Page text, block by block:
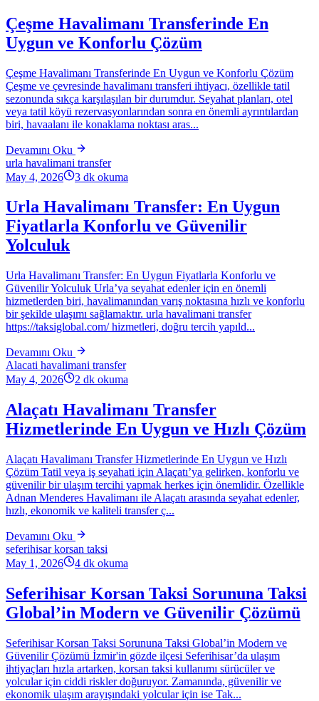
Çeşme Havalimanı Transferinde En
Uygun ve Konforlu Çözüm
Çeşme Havalimanı Transferinde En Uygun ve Konforlu Çözüm
Çeşme ve çevresinde havalimanı transferi ihtiyacı, özellikle tatil
sezonunda sıkça karşılaşılan bir durumdur. Seyahat planları, otel
veya tatil köyü rezervasyonlarından sonra en önemli ayrıntılardan
biri, havaalanı ile konaklama noktası aras...
Devamını Oku
urla havalimani transfer
May 4, 2026
3 dk okuma
Urla Havalimanı Transfer: En Uygun
Fiyatlarla Konforlu ve Güvenilir
Yolculuk
Urla Havalimanı Transfer: En Uygun Fiyatlarla Konforlu ve
Güvenilir Yolculuk Urla’ya seyahat edenler için en önemli
hizmetlerden biri, havalimanından varış noktasına hızlı ve konforlu
bir şekilde ulaşımı sağlamaktır. urla havalimani transfer
https://taksiglobal.com/ hizmetleri, doğru tercih yapıld...
Devamını Oku
Alacati havalimani transfer
May 4, 2026
2 dk okuma
Alaçatı Havalimanı Transfer
Hizmetlerinde En Uygun ve Hızlı Çözüm
Alaçatı Havalimanı Transfer Hizmetlerinde En Uygun ve Hızlı
Çözüm Tatil veya iş seyahati için Alaçatı’ya gelirken, konforlu ve
güvenilir bir ulaşım tercihi yapmak herkes için önemlidir. Özellikle
Adnan Menderes Havalimanı ile Alaçatı arasında seyahat edenler,
hızlı, ekonomik ve kaliteli transfer ç...
Devamını Oku
seferihisar korsan taksi
May 1, 2026
4 dk okuma
Seferihisar Korsan Taksi Sorununa Taksi
Global’in Modern ve Güvenilir Çözümü
Seferihisar Korsan Taksi Sorununa Taksi Global’in Modern ve
Güvenilir Çözümü İzmir'in gözde ilçesi Seferihisar’da ulaşım
ihtiyaçları hızla artarken, korsan taksi kullanımı sürücüler ve
yolcular için ciddi riskler doğuruyor. Zamanında, güvenilir ve
ekonomik ulaşım arayışındaki yolcular için ise Tak...